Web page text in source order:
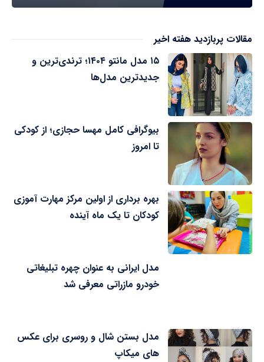
مقالات پربازدید هفته اخیر
۱۵ مدل مانتو ۱۴۰۴؛ ترندی‌ترین و
جدیدترین مدل‌ها
بیوگرافی کامل مهسا حجازی؛ از کودکی
تا امروز
بهره برداری از اولین مرکز مهارت آموزی
کودکان تا یک ماه آینده
مدل ایرانی به عنوان چهره تبلیغاتی
خودرو مازراتی معرفی شد
مدل بستن شال و روسری برای عکس
های میکاپ